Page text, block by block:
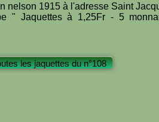
nelson 1915 à l'adresse Saint
" Jaquettes à 1,25Fr - 5
les jaquettes du n°108